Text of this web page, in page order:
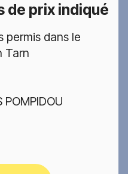
de prix indiqué
permis dans le
Tarn
POMPIDOU